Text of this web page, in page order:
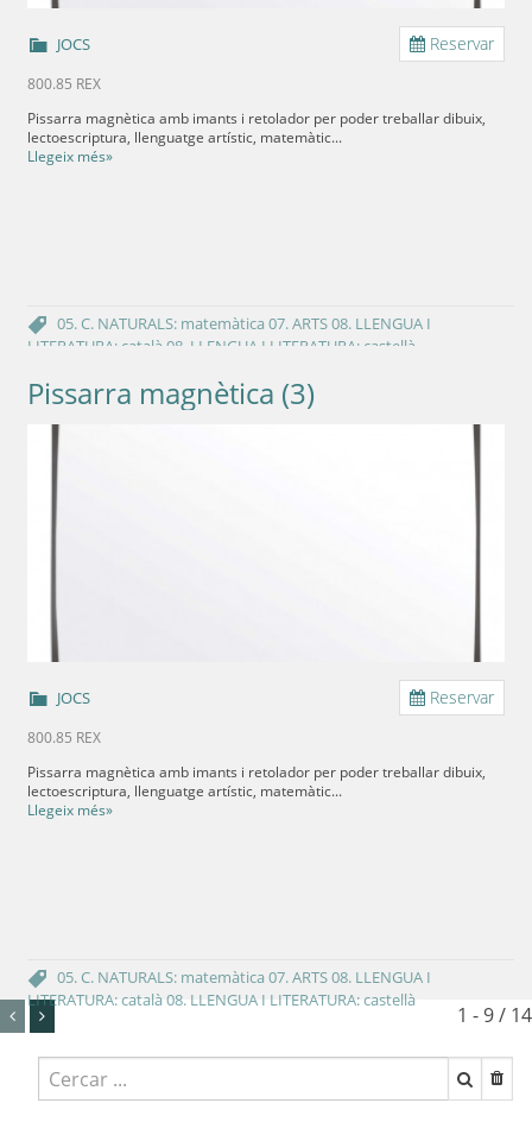
Reservar
JOCS
800.85 REX
Pissarra magnètica amb imants i retolador per poder treballar dibuix,
lectoescriptura, llenguatge artístic, matemàtic...
Llegeix més»
05. C. NATURALS: matemàtica07. ARTS08. LLENGUA I
LITERATURA: català 08. LLENGUA I LITERATURA: castellà
Pissarra magnètica (3)
Reservar
JOCS
800.85 REX
Pissarra magnètica amb imants i retolador per poder treballar dibuix,
lectoescriptura, llenguatge artístic, matemàtic...
Llegeix més»
05. C. NATURALS: matemàtica07. ARTS08. LLENGUA I
LITERATURA: català 08. LLENGUA I LITERATURA: castellà
1 - 9 / 14